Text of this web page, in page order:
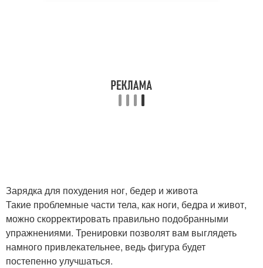
Зарядка для похудения ног, бедер и живота
Такие проблемные части тела, как ноги, бедра и живот,
можно скорректировать правильно подобранными
упражнениями. Тренировки позволят вам выглядеть
намного привлекательнее, ведь фигура будет
постепенно улучшаться.